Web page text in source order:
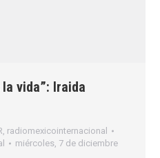
vida”: Iraida
, radiomexicointernacional
miércoles, 7 de diciembre